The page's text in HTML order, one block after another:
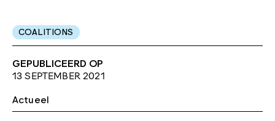
COALITIONS
GEPUBLICEERD OP
13 SEPTEMBER 2021
Actueel